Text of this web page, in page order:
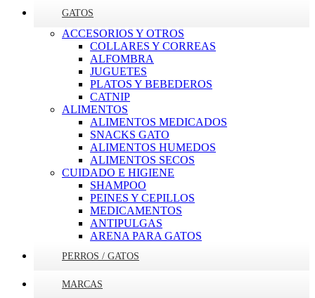
GATOS
ACCESORIOS Y OTROS
COLLARES Y CORREAS
ALFOMBRA
JUGUETES
PLATOS Y BEBEDEROS
CATNIP
ALIMENTOS
ALIMENTOS MEDICADOS
SNACKS GATO
ALIMENTOS HUMEDOS
ALIMENTOS SECOS
CUIDADO E HIGIENE
SHAMPOO
PEINES Y CEPILLOS
MEDICAMENTOS
ANTIPULGAS
ARENA PARA GATOS
PERROS / GATOS
MARCAS